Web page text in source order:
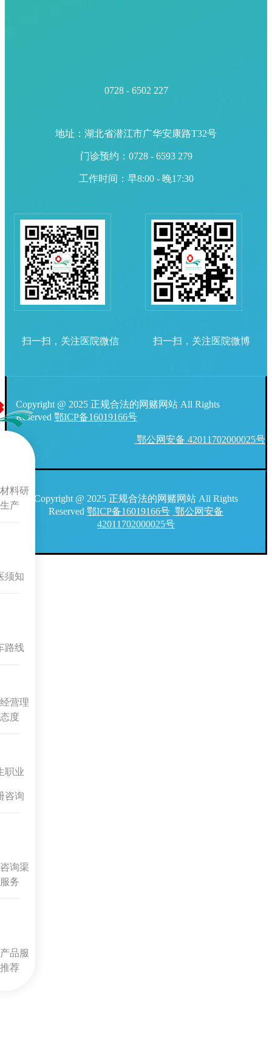
0728 - 6502 227
地址：湖北省潜江市广华安康路T32号
门诊预约：0728 - 6593 279
工作时间：早8:00 - 晚17:30
扫一扫，关注医院微信 扫一扫，关注医院微博
Copyright @ 2025 正规合法的网赌网站 All Rights
Reserved 鄂ICP备16019166号
鄂公网安备 42011702000025号
Copyright @ 2025 正规合法的网赌网站 All Rights
Reserved 鄂ICP备16019166号 鄂公网安备
42011702000025号
料研
产
须知
路线
营理
度
职业
咨询
询渠
务
品服
荐